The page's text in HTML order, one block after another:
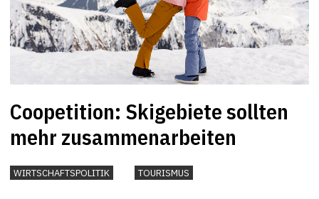
Coopetition: Skigebiete sollten
mehr zusammenarbeiten
WIRTSCHAFTSPOLITIK TOURISMUS